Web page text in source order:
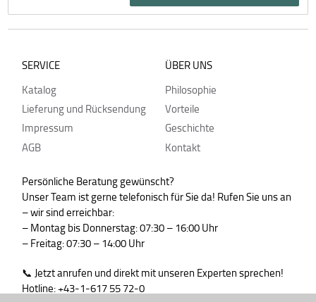
SERVICE
Katalog
Lieferung und Rücksendung
Impressum
AGB
ÜBER UNS
Philosophie
Vorteile
Geschichte
Kontakt
Persönliche Beratung gewünscht?
Unser Team ist gerne telefonisch für Sie da! Rufen Sie uns an
– wir sind erreichbar:
– Montag bis Donnerstag: 07:30 – 16:00 Uhr
– Freitag: 07:30 – 14:00 Uhr
📞 Jetzt anrufen und direkt mit unseren Experten sprechen!
Hotline: +43-1-617 55 72-0